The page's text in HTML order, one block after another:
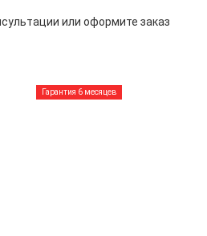
или оформите заказ
Гарантия 6 месяцев